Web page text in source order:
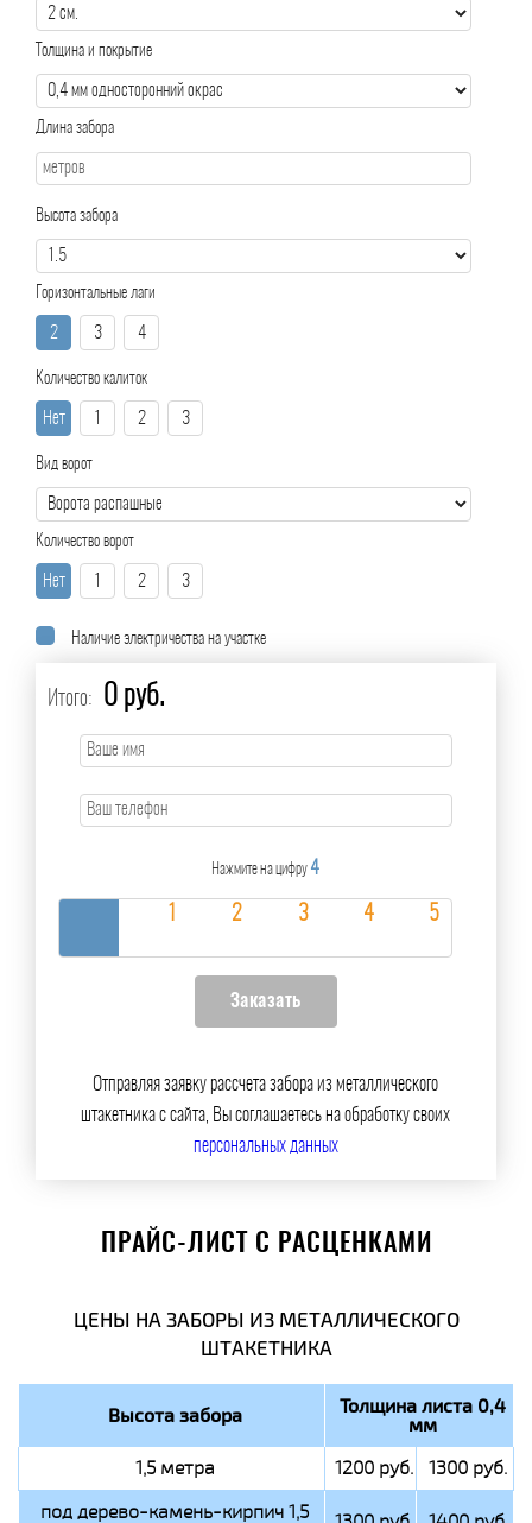
Толщина и покрытие
Длина забора
Высота забора
Горизонтальные лаги
2 3 4
Количество калиток
Нет 2 3
Вид ворот
Количество ворот
Нет 2 3
Наличие электричества на участке
Итого: 0 руб.
Нажмите на цифру 4
Отправляя заявку рассчета забора из металлического
штакетника с сайта, Вы соглашаетесь на обработку своих
персональных данных
ПРАЙС-ЛИСТ С РАСЦЕНКАМИ
ЦЕНЫ НА ЗАБОРЫ ИЗ МЕТАЛЛИЧЕСКОГО
ШТАКЕТНИКА
Высота забора Толщина листа 0,4
мм
1,5 метра 1200 руб.
1300 руб.
под дерево-камень-кирпич 1,5